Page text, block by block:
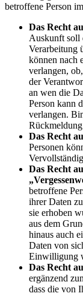
betroffene Person
Das Recht
Auskunft soll
Verarbeitung
können nach
verlangen,
der
an wen die
Person kann
verlangen.
Das Recht
Personen
Das Recht
betroffene
ihrer Daten
sie erhoben
aus dem
hinaus auch
Daten von
Einwilligung
Das Recht
ergänzend
dass die von